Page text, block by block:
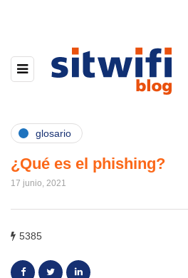
glosario
¿Qué es el phishing?
17 junio, 2021
5385